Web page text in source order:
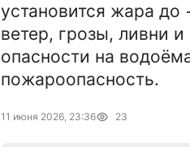
установится жара до
ветер, грозы, ливни
опасности на
пожароопасность.
11 июня 2026, 23:36 23